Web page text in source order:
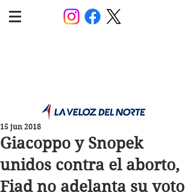
Giacoppo y Snopek
unidos contra el aborto,
Fiad no adelanta su voto
15 jun 2018